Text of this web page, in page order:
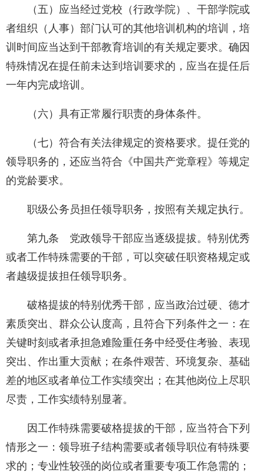
（五）应当经过党校（行政学院）、干部学院或
者组织（人事）部门认可的其他培训机构的培训，培
训时间应当达到干部教育培训的有关规定要求。确因
特殊情况在提任前未达到培训要求的，应当在提任后
一年内完成培训。
（六）具有正常履行职责的身体条件。
（七）符合有关法律规定的资格要求。提任党的
领导职务的，还应当符合《中国共产党章程》等规定
的党龄要求。
职级公务员担任领导职务，按照有关规定执行。
第九条 党政领导干部应当逐级提拔。特别优秀
或者工作特殊需要的干部，可以突破任职资格规定或
者越级提拔担任领导职务。
破格提拔的特别优秀干部，应当政治过硬、德才
素质突出、群众公认度高，且符合下列条件之一：在
关键时刻或者承担急难险重任务中经受住考验、表现
突出、作出重大贡献；在条件艰苦、环境复杂、基础
差的地区或者单位工作实绩突出；在其他岗位上尽职
尽责，工作实绩特别显著。
因工作特殊需要破格提拔的干部，应当符合下列
情形之一：领导班子结构需要或者领导职位有特殊要
求的；专业性较强的岗位或者重要专项工作急需的；